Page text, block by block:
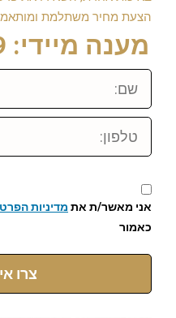
הצעת מחיר משתלמת
מענה מיידי: 072-3922-459
שם:
טלפון:
אני מאשר/ת את מדיניות
כאמור
צרו